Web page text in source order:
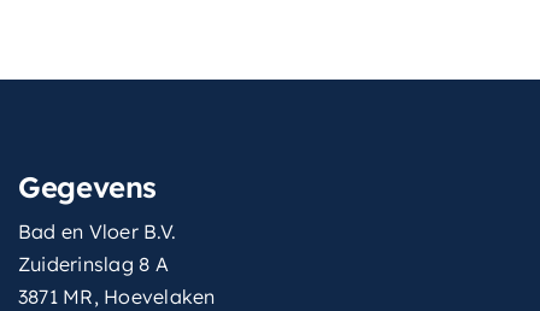
waterbesparend
Gegevens
Bad en Vloer B.V.
Zuiderinslag 8 A
3871 MR, Hoevelaken